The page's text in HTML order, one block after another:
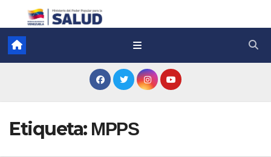
Etiqueta: MPPS